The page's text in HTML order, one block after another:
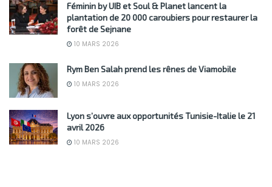
Féminin by UIB et Soul & Planet lancent la
plantation de 20 000 caroubiers pour restaurer la
forêt de Sejnane
10 MARS 2026
Rym Ben Salah prend les rênes de Viamobile
10 MARS 2026
Lyon s’ouvre aux opportunités Tunisie-Italie le 21
avril 2026
10 MARS 2026